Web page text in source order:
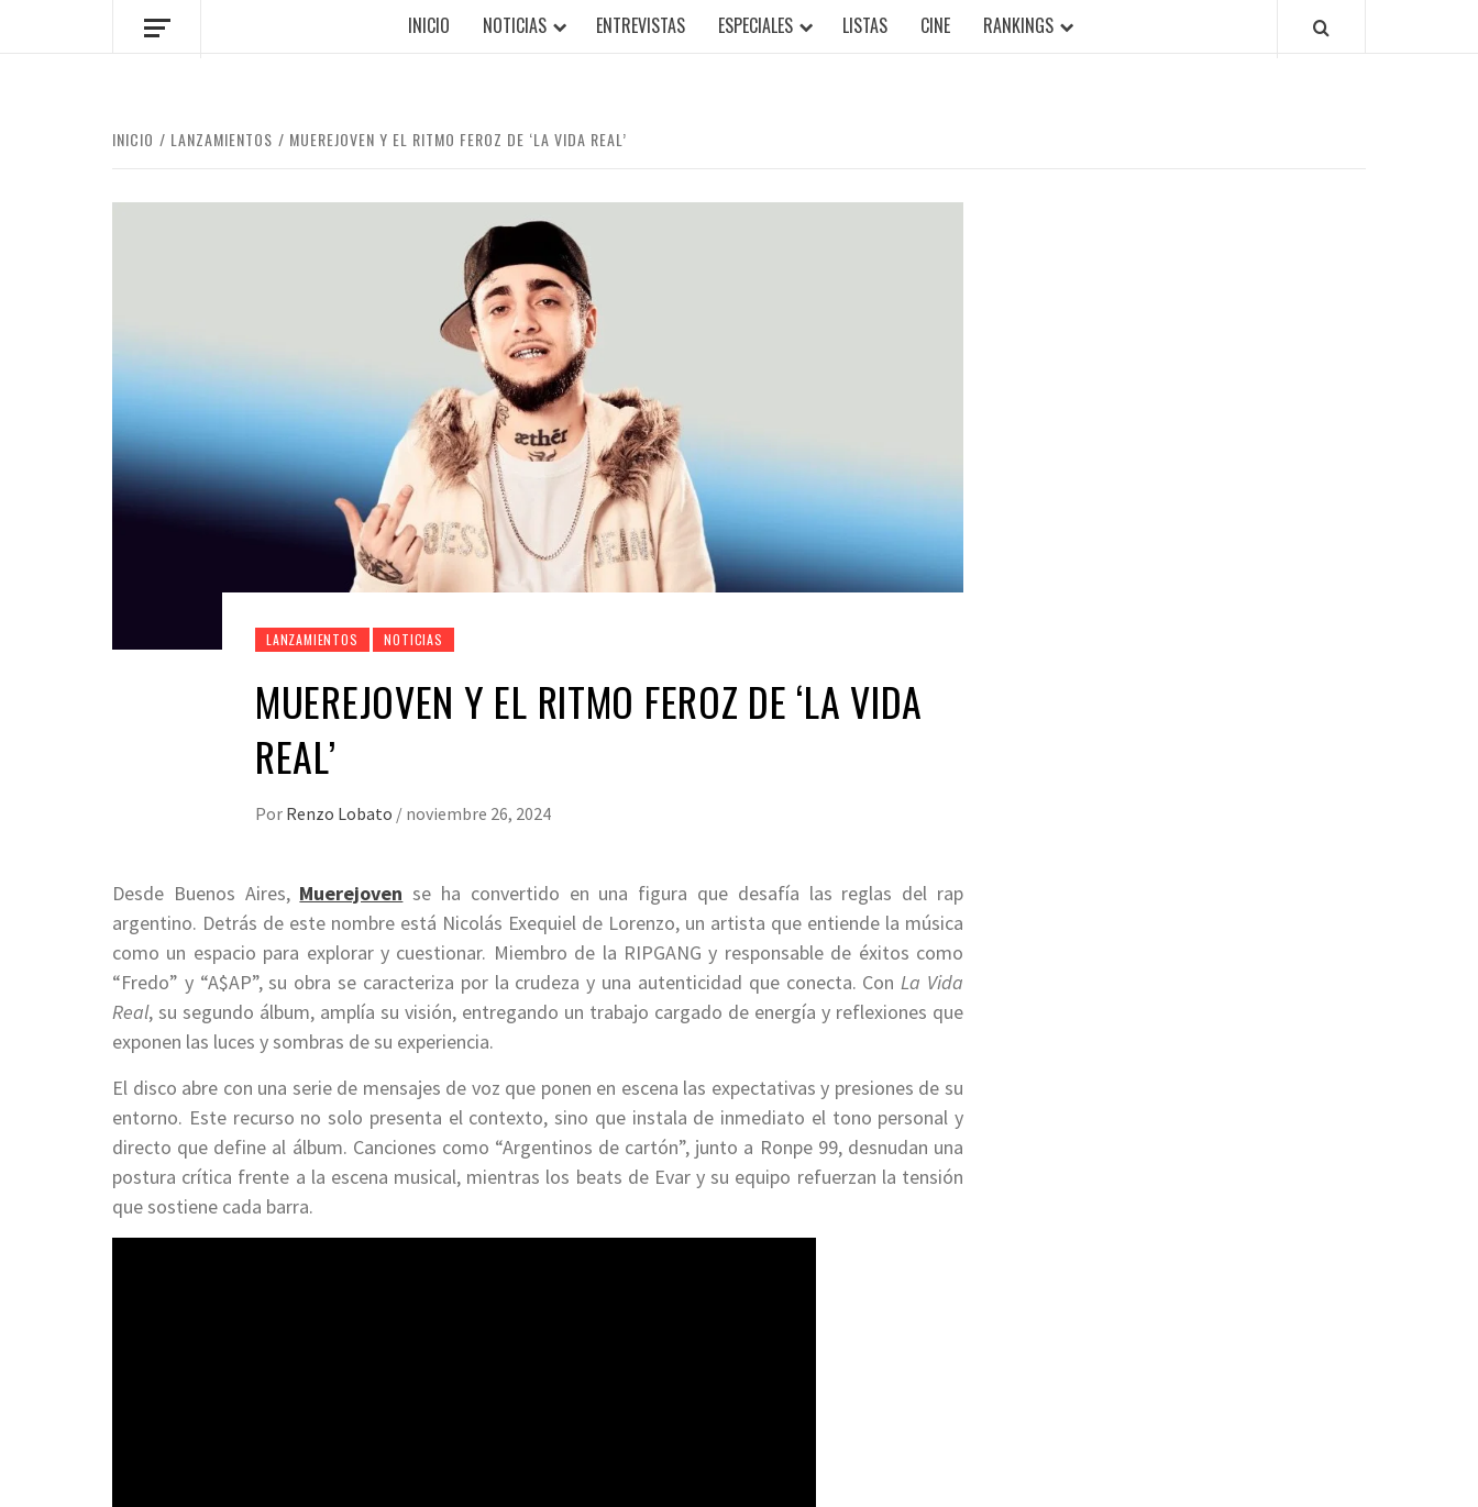
INICIO NOTICIAS ENTREVISTAS ESPECIALES LISTAS CINE RANKINGS
INICIO LANZAMIENTOS MUEREJOVEN Y EL RITMO FEROZ DE ‘LA VIDA REAL’
LANZAMIENTOS NOTICIAS
MUEREJOVEN Y EL RITMO FEROZ DE ‘LA VIDA
REAL’
Por Renzo Lobato / noviembre 26, 2024
Desde Buenos Aires, Muerejoven se ha convertido en una figura que desafía las reglas del rap
argentino. Detrás de este nombre está Nicolás Exequiel de Lorenzo, un artista que entiende la música
como un espacio para explorar y cuestionar. Miembro de la RIPGANG y responsable de éxitos como
“Fredo” y “A$AP”, su obra se caracteriza por la crudeza y una autenticidad que conecta. ConLa Vida
Real, su segundo álbum, amplía su visión, entregando un trabajo cargado de energía y reflexiones que
exponen las luces y sombras de su experiencia.
El disco abre con una serie de mensajes de voz que ponen en escena las expectativas y presiones de su
entorno. Este recurso no solo presenta el contexto, sino que instala de inmediato el tono personal y
directo que define al álbum. Canciones como “Argentinos de cartón”, junto a Ronpe 99, desnudan una
postura crítica frente a la escena musical, mientras los beats de Evar y su equipo refuerzan la tensión
que sostiene cada barra.